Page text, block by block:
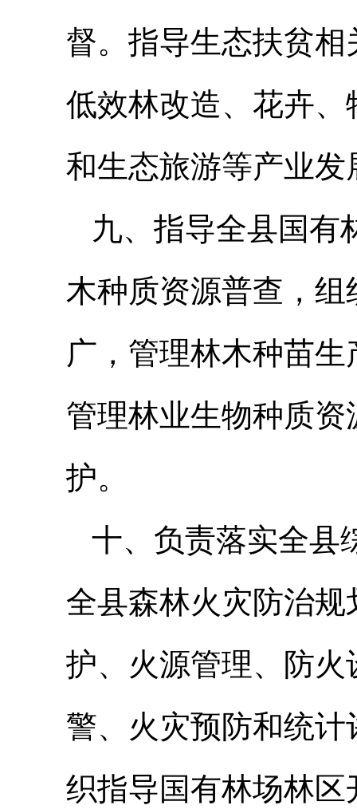
督。指导生态扶贫
低效林改造、花卉
和生态旅游等产业
九、指导全县国有
木种质资源普查，
广，管理林木种苗
管理林业生物种质
护。
十、负责落实全县
全县森林火灾防治
护、火源管理、防
警、火灾预防和统
织指导国有林场林